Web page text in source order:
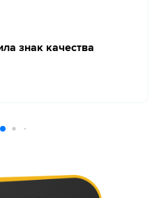
знак качества